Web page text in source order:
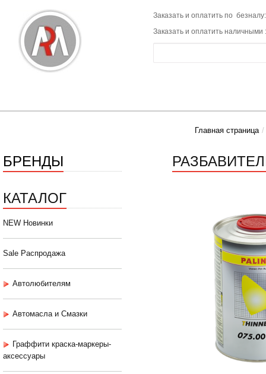
Заказать и оплатить по
Заказать и оплатить наличными
Главная страница
БРЕНДЫ
КАТАЛОГ
NEW Новинки
Sale Распродажа
Автолюбителям
Автомасла и Смазки
Граффити краска-маркеры-
аксессуары